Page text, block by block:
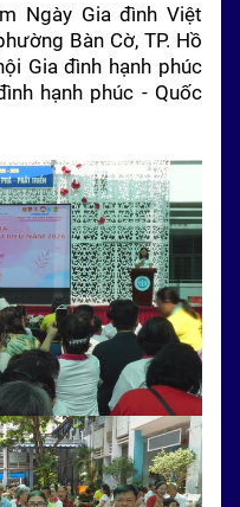
Ngày Gia đình Việt
Bàn Cờ, TP. Hồ
Gia đình hạnh phúc
hạnh phúc - Quốc